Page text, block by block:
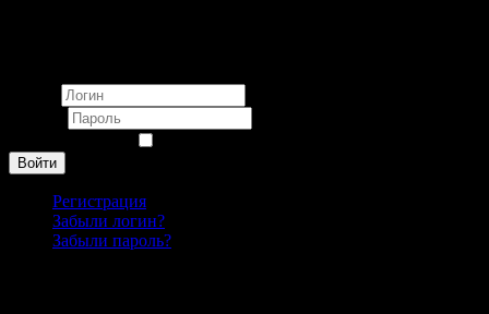
Войти
Регистрация
Забыли логин?
Забыли пароль?